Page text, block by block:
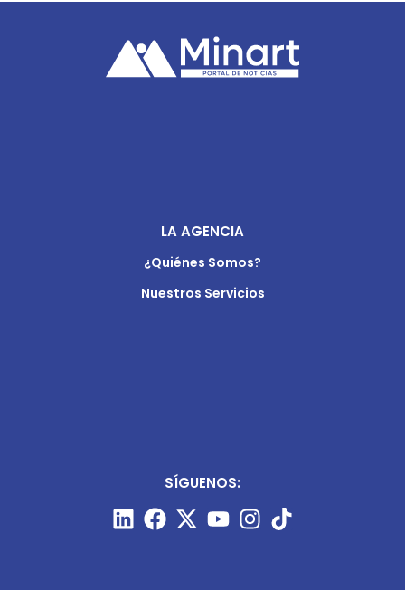
LA AGENCIA
¿Quiénes Somos?
Nuestros Servicios
SÍGUENOS: